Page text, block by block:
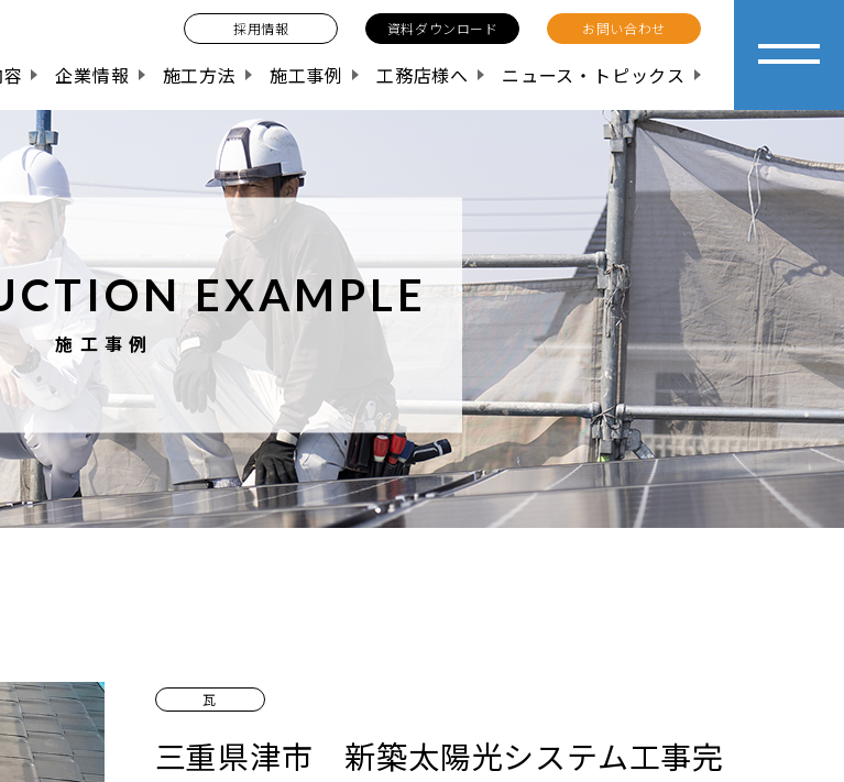
採用情報 資料ダウンロード お問い合わせ
企業情報 施工方法 施工事例 工務店様へ ニュース・トピックス
EXAMPLE
施工事例
瓦
三重県津市 新築太陽光システム工事完